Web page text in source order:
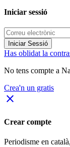
Iniciar sessió
Iniciar Sessió
Has oblidat la
No tens compte a
Crea'n un gratis
close
Crear compte
Periodisme en català